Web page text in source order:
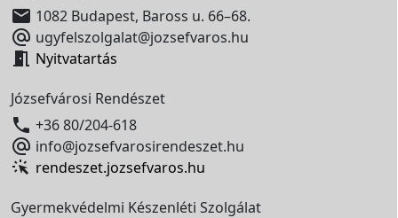
 1082 Budapest, Baross u. 66–68.
 ugyfelszolgalat@jozsefvaros.hu
 Nyitvatartás
Józsefvárosi Rendészet
 +36 80/204-618
 info@jozsefvarosirendeszet.hu
rendeszet.jozsefvaros.hu
Gyermekvédelmi Készenléti Szolgálat